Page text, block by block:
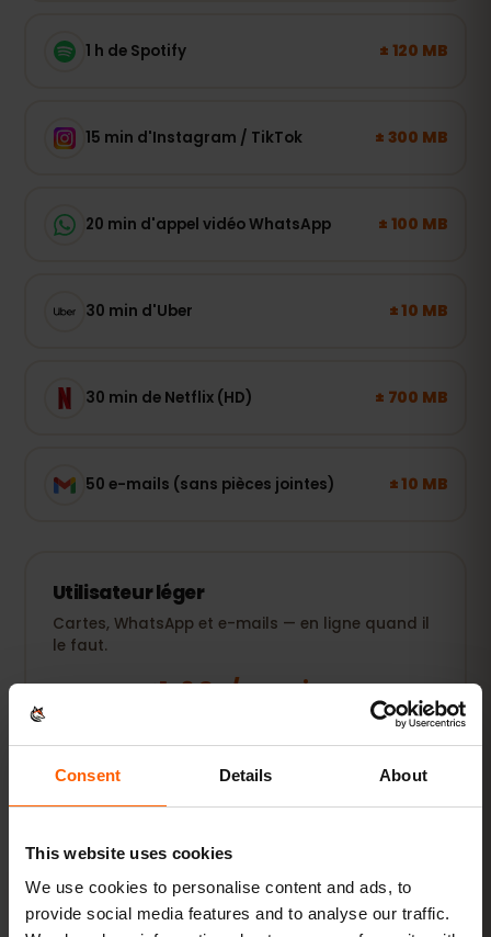
Consent Details About
This website uses cookies
We use cookies to personalise content and ads, to
provide social media features and to analyse our traffic.
1 h de Spotify ± 120 MB
15 min d'Instagram / TikTok ± 300 MB
20 min d'appel vidéo WhatsApp ± 100 MB
30 min d'Uber ± 10 MB
30 min de Netflix (HD) ± 700 MB
50 e-mails (sans pièces jointes) ± 10 MB
Utilisateur léger
Cartes, WhatsApp et e-mails — en ligne quand il
le faut.
1–3 Go / semaine
Voir les forfaits
POPULAIRE
Utilisateur quotidien
partage de photos.